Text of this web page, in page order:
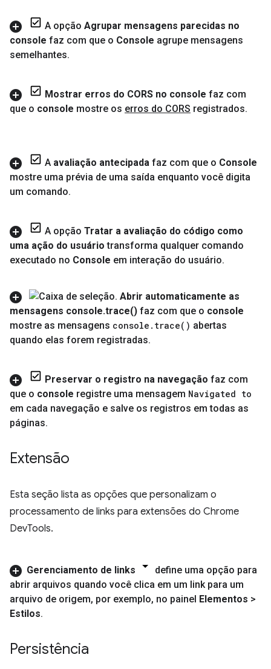
A opção Agrupar mensagens parecidas no
console faz com que o Console agrupe mensagens
semelhantes.
Mostrar erros do CORS no console faz com
que o console mostre os erros do CORS registrados.
A avaliação antecipada faz com que o Console
mostre uma prévia de uma saída enquanto você digita
um comando.
A opção Tratar a avaliação do código como
uma ação do usuário transforma qualquer comando
executado no Console em interação do usuário.
Abrir automaticamente as
mensagens console.trace() faz com que o console
mostre as mensagens console . trace( ) abertas
quando elas forem registradas.
Preservar o registro na navegação faz com
que o console registre uma mensagem Navigated to
em cada navegação e salve os registros em todas as
páginas.
Extensão
Esta seção lista as opções que personalizam o
processamento de links para extensões do Chrome
DevTools.
Gerenciamento de links
define uma opção para
abrir arquivos quando você clica em um link para um
arquivo de origem, por exemplo, no painel Elementos >
Estilos.
Persistência